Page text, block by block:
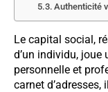
Authenticité
Le capital social,
d’un individu,
personnelle et
carnet d’adresses,